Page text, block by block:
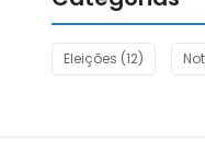
Eleições (12)